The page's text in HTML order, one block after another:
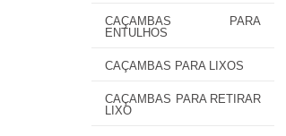
CAÇAMBAS PARA
ENTULHOS
CAÇAMBAS PARA LIXOS
CAÇAMBAS PARA RETIRAR
LIXO